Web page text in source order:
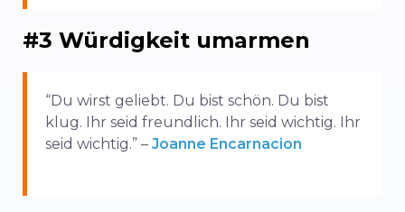
#3 Würdigkeit umarmen
“Du wirst geliebt. Du bist schön. Du bist
klug. Ihr seid freundlich. Ihr seid wichtig. Ihr
seid wichtig.” – Joanne Encarnacion